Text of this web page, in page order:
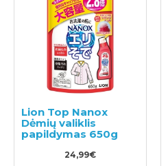
Lion Top Nanox
Dėmių valiklis
papildymas 650g
24,99€